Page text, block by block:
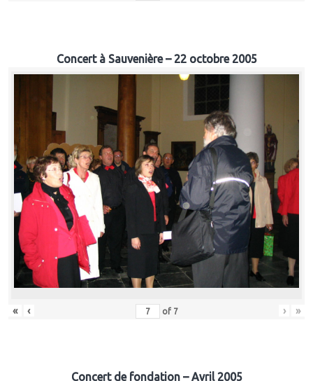
Concert à Sauvenière – 22 octobre 2005
« ‹ of 7 › »
Concert de fondation – Avril 2005